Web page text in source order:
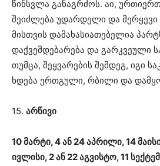
წინსვლა განაგრძოს. აი,
შეიძლება უდარდელი და მერყევი
მისთვის დამახასიათებელია
დაქვემდებარება და გარკვეული
თუმცა, შეყვარების შემდეგ, იგი
ხდება ერთგული, რბილი და
15. არწივი
10 მარტი, 4 ან 24 აპრილი, 14
ივლისი, 2 ან 22 აგვისტო, 11